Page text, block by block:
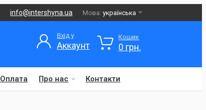
info@intershyna.ua Мова: українська
Оплата Про нас Контакти
Вхід у
Аккаунт
Кошик
0 грн.